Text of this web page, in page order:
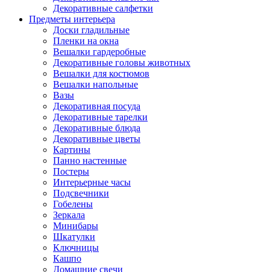
Декоративные салфетки
Предметы интерьера
Доски гладильные
Пленки на окна
Вешалки гардеробные
Декоративные головы животных
Вешалки для костюмов
Вешалки напольные
Вазы
Декоративная посуда
Декоративные тарелки
Декоративные блюда
Декоративные цветы
Картины
Панно настенные
Постеры
Интерьерные часы
Подсвечники
Гобелены
Зеркала
Минибары
Шкатулки
Ключницы
Кашпо
Домашние свечи